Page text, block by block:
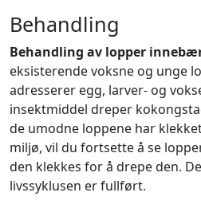
Behandling
Behandling av lopper
eksisterende voksne og unge
adresserer egg, larver- og
insektmiddel dreper
de umodne loppene har
miljø, vil du fortsette å se
den klekkes for å drepe den.
livssyklusen er fullført.